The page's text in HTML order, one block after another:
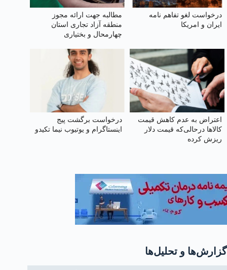
درخواست لغو تفاهم نامه
ایران و امریکا
مطالبه جهت ارائه مجوز
منطقه آزاد تجاری استان
چهارمحال و بختیاری
اعتراض به عدم کاهش‌ قیمت
کالاها درحالی‌که قیمت دلار
ریزش کرده
درخواست برگشت پیج
اینستاگرام و یوتیوب نیما تکیدو
گزارش‌ها و تحلیل‌ها